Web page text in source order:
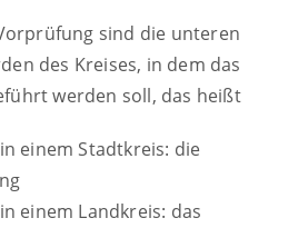
sind die unteren
des Kreises, in dem das
werden soll, das heißt
einem Stadtkreis: die
einem Landkreis: das